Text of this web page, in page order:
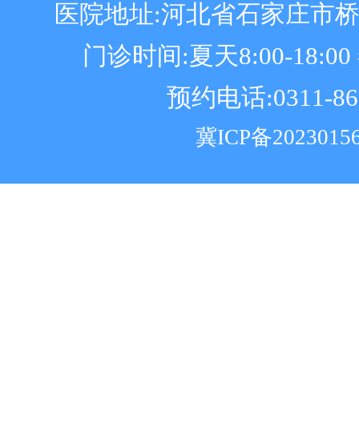
医院地址:河北省石家庄市
门诊时间:夏天8:00-18:00
预约电话:0311-
冀ICP备